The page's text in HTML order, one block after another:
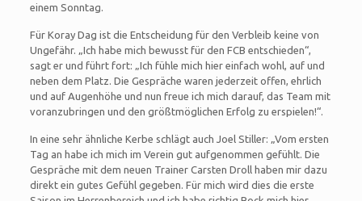
einem Sonntag.
Für Koray Dag ist die Entscheidung für den Verbleib keine von
Ungefähr. „Ich habe mich bewusst für den FCB entschieden“,
sagt er und führt fort: „Ich fühle mich hier einfach wohl, auf und
neben dem Platz. Die Gespräche waren jederzeit offen, ehrlich
und auf Augenhöhe und nun freue ich mich darauf, das Team mit
voranzubringen und den größtmöglichen Erfolg zu erspielen!“.
In eine sehr ähnliche Kerbe schlägt auch Joel Stiller: „Vom ersten
Tag an habe ich mich im Verein gut aufgenommen gefühlt. Die
Gespräche mit dem neuen Trainer Carsten Droll haben mir dazu
direkt ein gutes Gefühl gegeben. Für mich wird dies die erste